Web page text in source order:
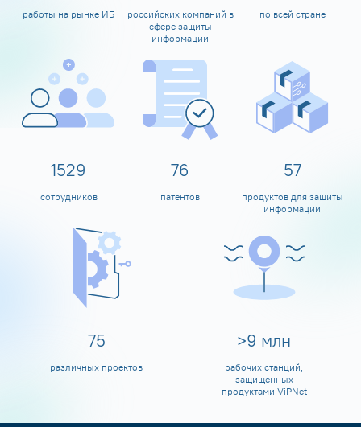
работы на рынке ИБ
российских компаний в
сфере защиты
информации
по всей стране
1600
сотрудников
80
патентов
60
продуктов для защиты
информации
80
различных проектов
>10 млн
рабочих станций,
защищенных
продуктами ViPNet